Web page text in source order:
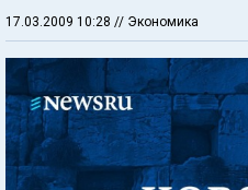
17.03.2009 10:28 // Экономика